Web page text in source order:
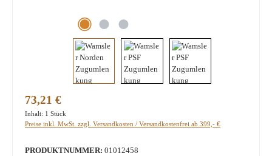
Regulärer Preis:
73,21 €
Inhalt: 1 Stück
Preise inkl. MwSt. zzgl. Versandkosten / Versandkostenfrei ab 399,- €
PRODUKTNUMMER: 01012458